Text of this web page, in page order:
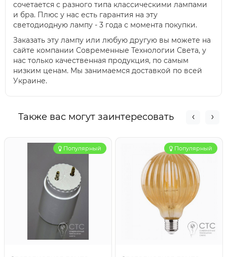
сочетается с разного типа классическими лампами
и бра. Плюс у нас есть гарантия на эту
светодиодную лампу - 3 года с момента покупки.
Заказать эту лампу или любую другую вы можете на
сайте компании Современные Технологии Света, у
нас только качественная продукция, по самым
низким ценам. Мы занимаемся доставкой по всей
Украине.
Также вас могут заинтересовать
Популярный Популярный